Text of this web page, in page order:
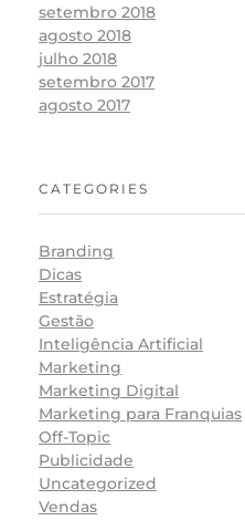
setembro 2018
agosto 2018
julho 2018
setembro 2017
agosto 2017
CATEGORIES
Branding
Dicas
Estratégia
Gestão
Inteligência Artificial
Marketing
Marketing Digital
Marketing para Franquias
Off-Topic
Publicidade
Uncategorized
Vendas